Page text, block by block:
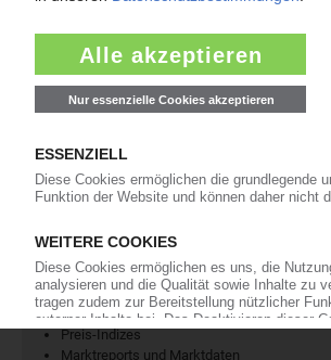
Jetzt kostenfrei abonnieren
KI Polymerpreise
100 Zeitreihen für den Polymermarkt
Charts und Datentabellen
Preis-Indizes
Marktreports und Marktdaten